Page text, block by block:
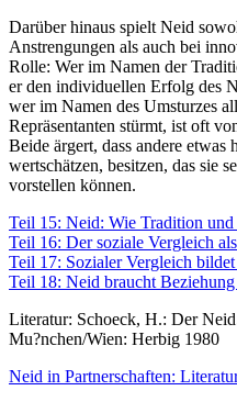
Darüber hinaus spielt Neid
Anstrengungen als auch bei
Rolle: Wer im Namen der
er den individuellen Erfolg des
wer im Namen des Umsturzes
Repräsentanten stürmt, ist oft
Beide ärgert, dass andere etwas
wertschätzen, besitzen, das sie
vorstellen können.
Teil 15: Neid: Wie Tradition
Teil 16: Der soziale Vergleich
Teil 17: Sozialer Vergleich
Teil 18: Neid braucht
Literatur: Schoeck, H.: Der
Mu?nchen/Wien: Herbig 1980
Neid in Partnerschaften: